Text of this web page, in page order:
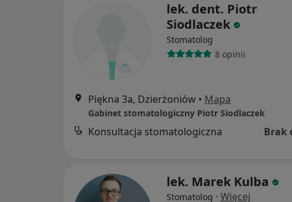
lek. dent. Piotr
Siodlaczek
Stomatolog
8 opinii
Piękna 3a, Dzierżoniów • Mapa
Gabinet stomatologiczny Piotr Siodlaczek
Konsultacja stomatologiczna Brak
lek. Marek Kulba
Stomatolog · Więcej